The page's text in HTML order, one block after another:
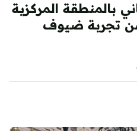
بالمنطقة المركزية
تجربة ضيوف